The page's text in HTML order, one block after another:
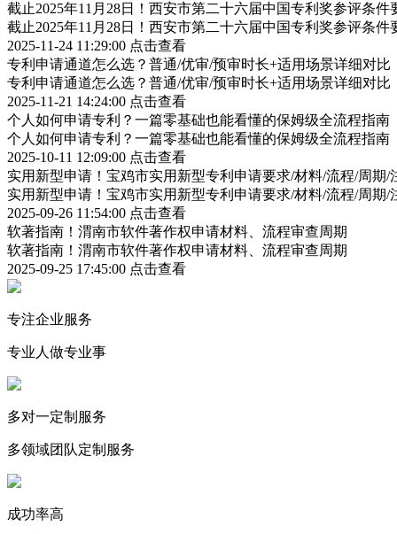
截止2025年11月28日！西安市第二十六届中国专利奖参评条
截止2025年11月28日！西安市第二十六届中国专利奖参评条
2025-11-24 11:29:00 点击查看
专利申请通道怎么选？普通/优审/预审时长+适用场景详细对比
专利申请通道怎么选？普通/优审/预审时长+适用场景详细对比
2025-11-21 14:24:00 点击查看
个人如何申请专利？一篇零基础也能看懂的保姆级全流程指南
个人如何申请专利？一篇零基础也能看懂的保姆级全流程指南
2025-10-11 12:09:00 点击查看
实用新型申请！宝鸡市实用新型专利申请要求/材料/流程/周期/
实用新型申请！宝鸡市实用新型专利申请要求/材料/流程/周期/
2025-09-26 11:54:00 点击查看
软著指南！渭南市软件著作权申请材料、流程审查周期
软著指南！渭南市软件著作权申请材料、流程审查周期
2025-09-25 17:45:00 点击查看
专注企业服务
专业人做专业事
多对一定制服务
多领域团队定制服务
成功率高